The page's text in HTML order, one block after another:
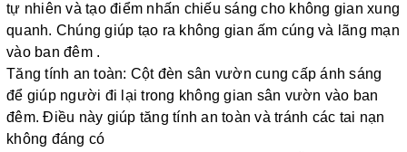
tự nhiên và tạo điểm nhấn chiếu sáng cho không gian xung
quanh. Chúng giúp tạo ra không gian ấm cúng và lãng mạn
vào ban đêm .
Tăng tính an toàn: Cột đèn sân vườn cung cấp ánh sáng
để giúp người đi lại trong không gian sân vườn vào ban
đêm. Điều này giúp tăng tính an toàn và tránh các tai nạn
không đáng có